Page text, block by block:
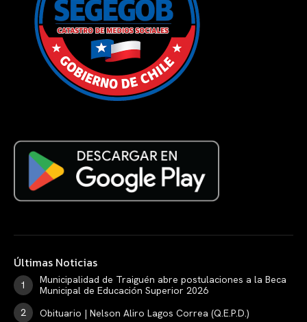
Últimas Noticias
Municipalidad de Traiguén abre postulaciones a la Beca
Municipal de Educación Superior 2026
Obituario | Nelson Aliro Lagos Correa (Q.E.P.D.)